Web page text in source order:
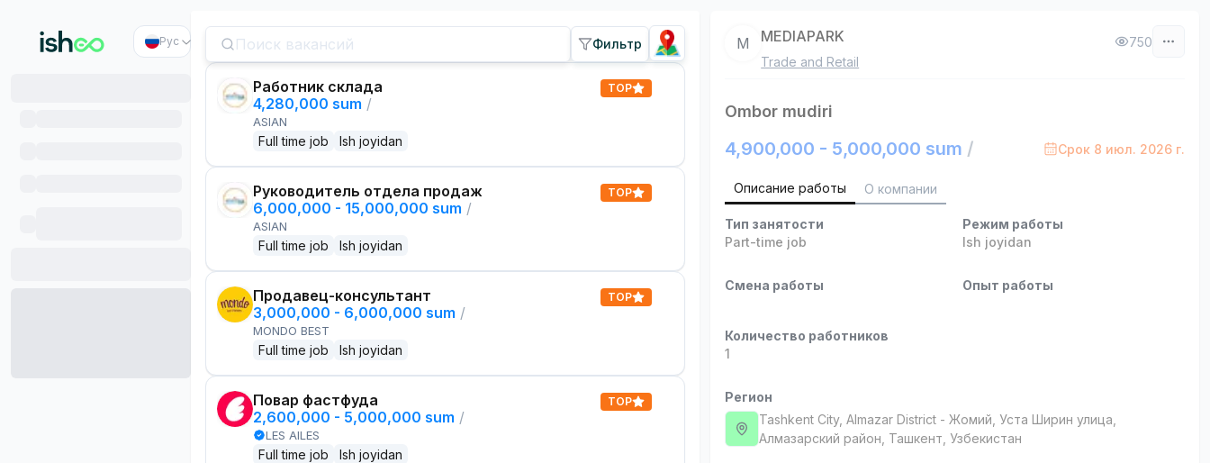
Рус Фильтр
Работник склада
4,280,000 sum /
ASIAN
Full time job Ish joyidan
TOP
Руководитель отдела продаж
6,000,000 - 15,000,000 sum /
ASIAN
Full time job Ish joyidan
TOP
Продавец-консультант
3,000,000 - 6,000,000 sum /
MONDO BEST
Full time job Ish joyidan
TOP
Повар фастфуда
2,600,000 - 5,000,000 sum /
LES AILES
Full time job Ish joyidan
TOP
M MEDIAPARK
Trade and Retail
750
Ombor mudiri
4,900,000 - 5,000,000 sum / Срок 8 июл. 2026 г.
Описание работы О компании
Тип занятости
Part-time job
Режим работы
Ish joyidan
Смена работы Опыт работы
Количество работников
1
Регион
Tashkent City, Almazar District - Жомий, Уста Ширин улица,
Алмазарский район, Ташкент, Узбекистан